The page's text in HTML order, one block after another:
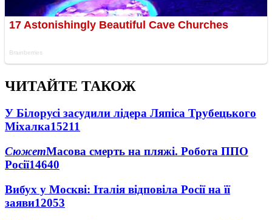
ЧИТАЙТЕ ТАКОЖ
У Білорусі засудили лідера Ляпіса Трубецького
Міхалка15211
СюжетМасова смерть на пляжі. Робота ППО
Росії14640
Вибух у Москві: Італія відповіла Росії на її
заяви12053